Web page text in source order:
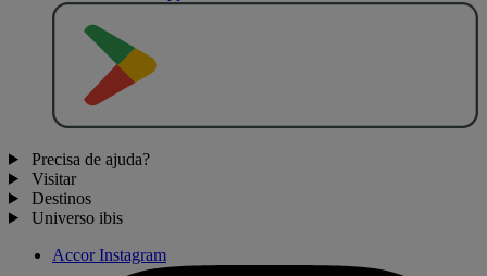
Precisa de ajuda?
Visitar
Destinos
Universo ibis
Accor Instagram